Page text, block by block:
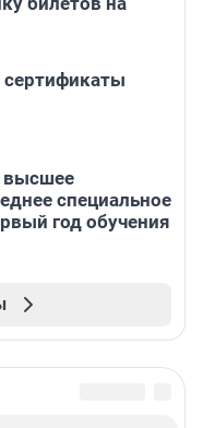
сертификаты
высшее
специальное
год обучения